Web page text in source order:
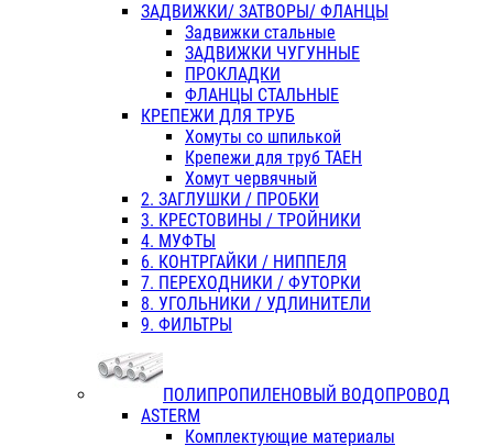
ЗАДВИЖКИ/ ЗАТВОРЫ/ ФЛАНЦЫ
Задвижки стальные
ЗАДВИЖКИ ЧУГУННЫЕ
ПРОКЛАДКИ
ФЛАНЦЫ СТАЛЬНЫЕ
КРЕПЕЖИ ДЛЯ ТРУБ
Хомуты со шпилькой
Крепежи для труб ТАЕН
Хомут червячный
2. ЗАГЛУШКИ / ПРОБКИ
3. КРЕСТОВИНЫ / ТРОЙНИКИ
4. МУФТЫ
6. КОНТРГАЙКИ / НИППЕЛЯ
7. ПЕРЕХОДНИКИ / ФУТОРКИ
8. УГОЛЬНИКИ / УДЛИНИТЕЛИ
9. ФИЛЬТРЫ
ПОЛИПРОПИЛЕНОВЫЙ ВОДОПРОВОД
ASTERM
Комплектующие материалы